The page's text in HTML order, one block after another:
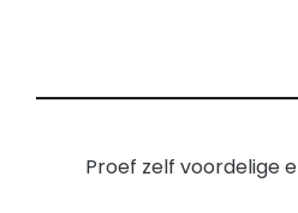
Proef zelf voordelige